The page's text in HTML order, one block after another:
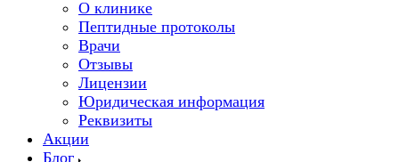
О клинике
Пептидные протоколы
Врачи
Отзывы
Лицензии
Юридическая информация
Реквизиты
Акции
Блог